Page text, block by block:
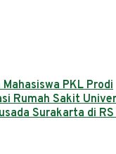
PKL Prodi
Rumah Sakit
Surakarta di